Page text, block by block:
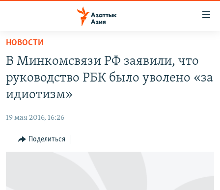
Вернуться
основному
содержанию
Вернутся
главной
Вернутся
ТАДЖИКИСТАН
ВОЙНА В УКРАИНЕ
КЫРГЫЗЧА
НОВОСТИ
В Минкомсвязи РФ заявили, что
руководство РБК было уволено «за
идиотизм»
19 мая 2016, 16:26
Поделиться